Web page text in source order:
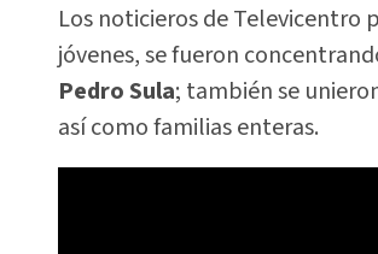
Los noticieros de Televicentro
jóvenes, se fueron
Pedro Sula; también se
así como familias enteras.